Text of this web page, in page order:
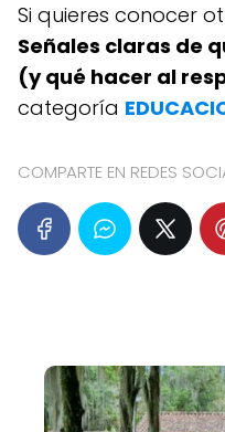
Si quieres conocer
Señales claras de
(y qué hacer al
categoría
COMPARTE EN REDES